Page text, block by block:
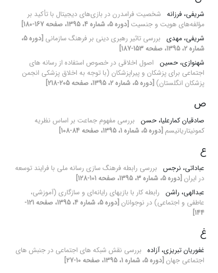
شریفی، فرزانه شخصیت فرامدرن در ‌‌بازی‌های دیجیتال با تأکید بر
مؤلفه‌های هویت و جنسیت [دوره 5، شماره 4، 1395، صفحه 167-180]
شریفی، مهدی بررسی تاثیر رهبری دینی بر فرهنگ سازمانی
[دوره 5،
شماره 2، 1395، صفحه 153-187]
شهنوازی، حسین اصول اخلاقی در خصوص استفاده از رسانه های
اجتماعی برای پزشکان و پیراپزشکان (با توجه به اخلاق پزشکی انجمن
پزشکان انگلستان) [دوره 5، شماره 2، 1395، صفحه 205-218]
ص
صادقیان کمارعلیا، حسن بررسی مفهوم جماعت بر اساس نظریه
کمونیتاریانیسم [دوره 5، شماره 1، 1395، صفحه 84-108]
ع
عباداتی، نرجس بررسی رابطه فرهنگ سازی رسانه ملی با فرایند توسعه
در ایران [دوره 5، شماره 3، 1395، صفحه 101-128]
عبدالهی، راشن رابطه کار با بازیهای رایانه‌ای و سازگاری (آموزشی،
عاطفی و اجتماعی) در نوجوانان
[دوره 5، شماره 4، 1395، صفحه 121-
144]
غ
غفوریان تبریزی، آزاده بررسی نقش شبکه های اجتماعی در جنبش های
اجتماعی جهان [دوره 5، شماره 1، 1395، صفحه 10-27]